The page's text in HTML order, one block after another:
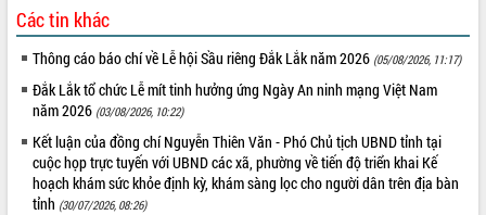
Các tin khác
Thông cáo báo chí về Lễ hội Sầu riêng Đắk Lắk năm 2026 (05/08/2026, 11:17)
Đắk Lắk tổ chức Lễ mít tinh hưởng ứng Ngày An ninh mạng Việt Nam
năm 2026 (03/08/2026, 10:22)
Kết luận của đồng chí Nguyễn Thiên Văn - Phó Chủ tịch UBND tỉnh tại
cuộc họp trực tuyến với UBND các xã, phường về tiến độ triển khai Kế
hoạch khám sức khỏe định kỳ, khám sàng lọc cho người dân trên địa bàn
tỉnh (30/07/2026, 08:26)